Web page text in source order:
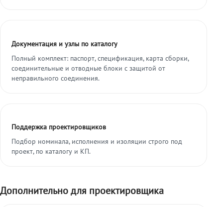
Документация и узлы по каталогу
Полный комплект: паспорт, спецификация, карта сборки,
соединительные и отводные блоки с защитой от
неправильного соединения.
Поддержка проектировщиков
Подбор номинала, исполнения и изоляции строго под
проект, по каталогу и КП.
Дополнительно для проектировщика